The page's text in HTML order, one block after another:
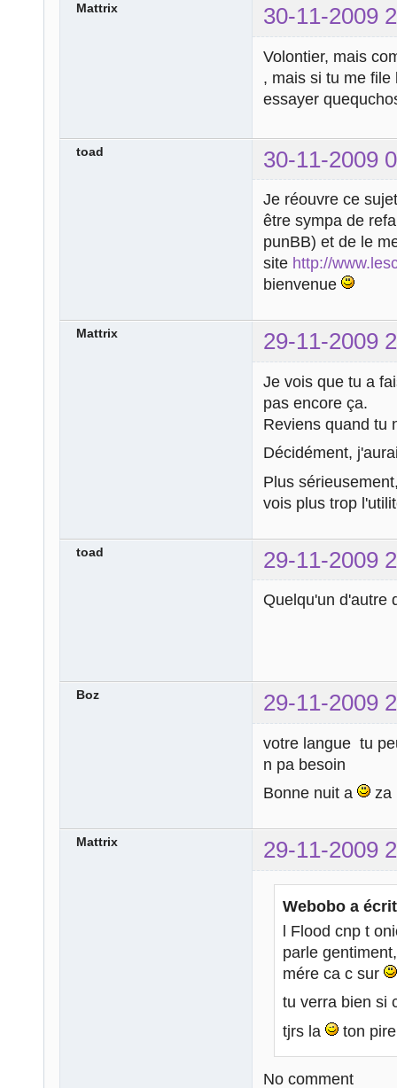
Mattrix 30-11-2009
Volontier, mais
, mais si tu me
essayer
toad 30-11-2009
Je réouvre ce
être sympa de
punBB) et de le
site http://
bienvenue
Mattrix 29-11-2009
Je vois que tu a
pas encore ça.
Reviens quand tu
Décidément,
Plus
vois plus trop
toad 29-11-2009
Quelqu'un d'autre
Boz 29-11-2009
votre langue tu
n pa besoin
Bonne nuit a
za
Mattrix 29-11-2009
Webobo a
l Flood cnp t
parle
mére ca c sur
tu verra bien si
tjrs la
ton
No comment